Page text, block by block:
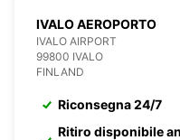
IVALO AEROPORTO
IVALO AIRPORT
99800 IVALO
FINLAND
Riconsegna 24/7
Ritiro disponibile